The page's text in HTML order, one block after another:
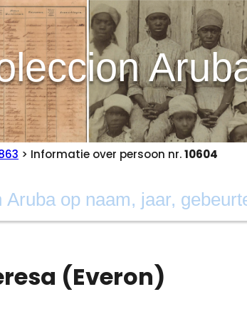
> Informatie over persoon nr.10604
(Everon)